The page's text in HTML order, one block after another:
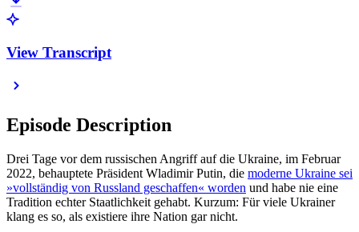
View Transcript
Episode Description
Drei Tage vor dem russischen Angriff auf die Ukraine, im Februar
2022, behauptete Präsident Wladimir Putin, die moderne Ukraine sei
»vollständig von Russland geschaffen« worden und habe nie eine
Tradition echter Staatlichkeit gehabt. Kurzum: Für viele Ukrainer
klang es so, als existiere ihre Nation gar nicht.